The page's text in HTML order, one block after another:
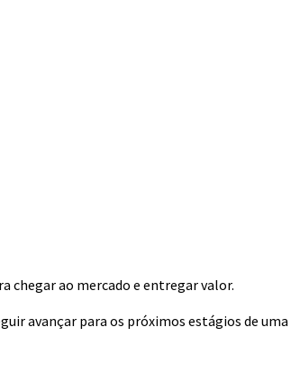
chegar ao mercado e entregar valor.
avançar para os próximos estágios de uma